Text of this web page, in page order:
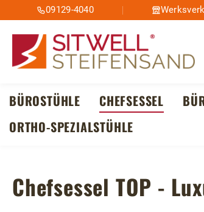
Hauptinhalt springen
Zur Suche springen
Zur Hauptnavigation springen
09129-4040
BÜROSTÜHLE CHEFSESSEL
ORTHO-SPEZIALSTÜHLE
Chefsessel TOP -